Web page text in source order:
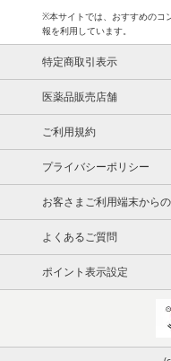
※本サイトでは、おすすめのコ
報を利用しています。
特定商取引表示
医薬品販売店舗
ご利用規約
プライバシーポリシー
お客さまご利用端末から
よくあるご質問
ポイント表示設定